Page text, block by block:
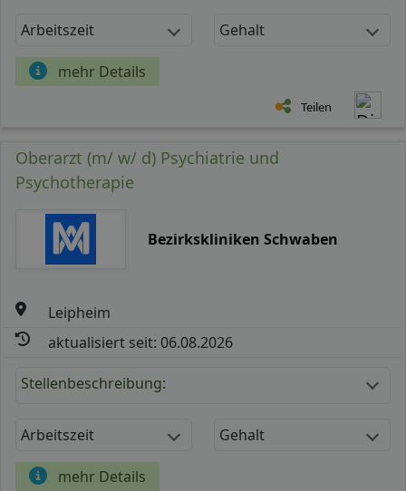
Arbeitszeit Gehalt
mehr Details
Teilen
Oberarzt (m/ w/ d) Psychiatrie und
Psychotherapie
Bezirkskliniken Schwaben
Leipheim
aktualisiert seit: 06.08.2026
Stellenbeschreibung:
Arbeitszeit Gehalt
mehr Details